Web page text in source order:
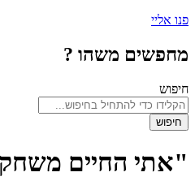
פנו אליי
מחפשים משהו ?
חיפוש
חיפוש
"אתי החיים משחק